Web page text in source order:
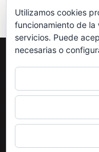
Utilizamos cookies
funcionamiento de la
servicios. Puede
necesarias o